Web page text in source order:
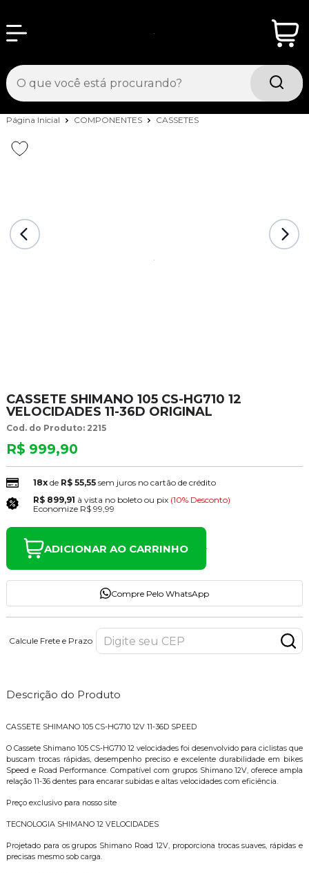
Página Inicial COMPONENTES CASSETES
CASSETE SHIMANO 105 CS-HG710 12
VELOCIDADES 11-36D ORIGINAL
Cod. do Produto: 2215
R$ 999,90
18xde R$ 55,55 sem juros no cartão de crédito
R$ 899,91 à vista no boleto ou pix (10% Desconto)
Economize R$ 99,99
ADICIONAR AO CARRINHO
Compre Pelo WhatsApp
Calcule Frete e Prazo
Descrição do Produto
CASSETE SHIMANO 105 CS-HG710 12V 11-36D SPEED
O Cassete Shimano 105 CS-HG710 12 velocidades foi desenvolvido para ciclistas que
buscam trocas rápidas, desempenho preciso e excelente durabilidade em bikes
Speed e Road Performance. Compatível com grupos Shimano 12V, oferece ampla
relação 11-36 dentes para encarar subidas e altas velocidades com eficiência.
Preço exclusivo para nosso site
TECNOLOGIA SHIMANO 12 VELOCIDADES
Projetado para os grupos Shimano Road 12V, proporciona trocas suaves, rápidas e
precisas mesmo sob carga.